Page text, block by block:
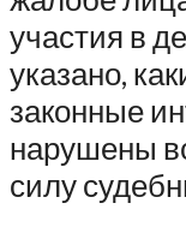
участия в
указано,
законные
нарушены
силу